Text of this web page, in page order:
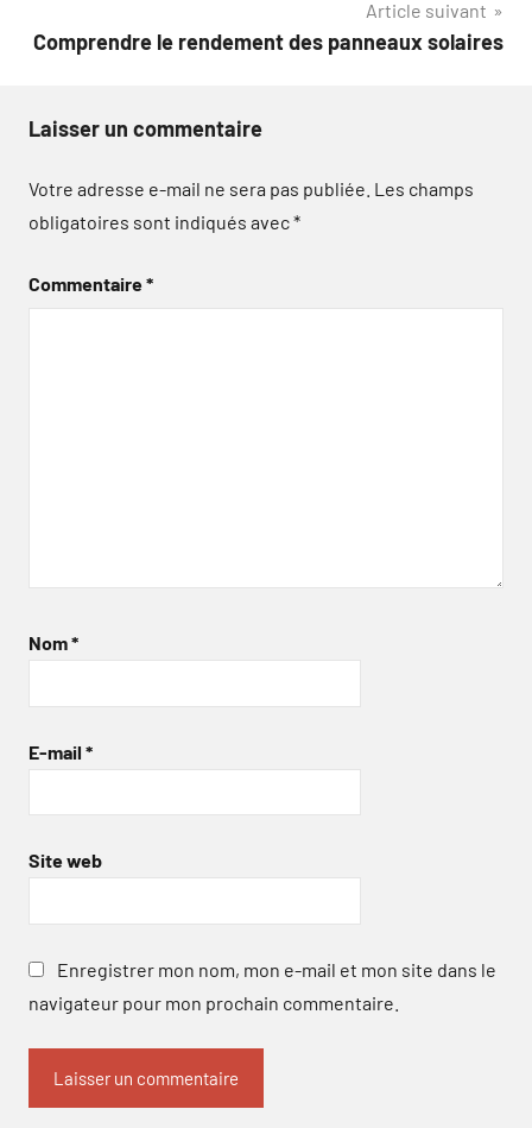
Article suivant
Comprendre le rendement des panneaux solaires
Laisser un commentaire
Votre adresse e-mail ne sera pas publiée. Les champs
obligatoires sont indiqués avec*
Commentaire*
Nom*
E-mail *
Site web
Enregistrer mon nom, mon e-mail et mon site dans le
navigateur pour mon prochain commentaire.